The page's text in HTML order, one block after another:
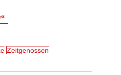
Zeitgenossen